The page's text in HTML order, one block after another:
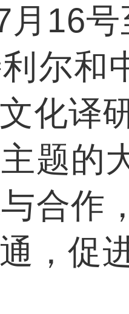
月16
尔和
化译
题的
合作
，促